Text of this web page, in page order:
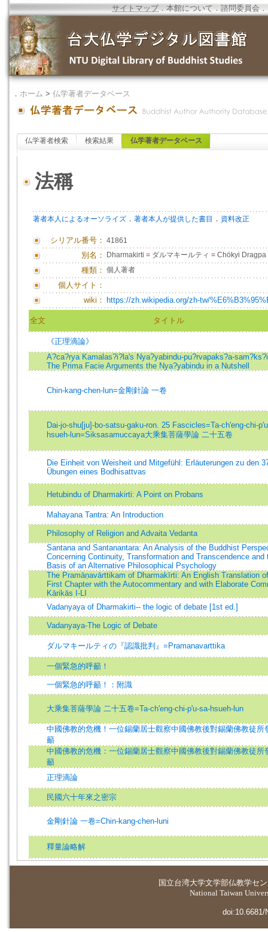
サイトマップ．本館について ．諮問委員会 ．
． ホーム > 仏学著者データベース
仏学著者検索 検索結果 仏学著者データベース
法稱
著者本人によるオーソライズ ． 著者本人が提供した書目 ． 資料改正
シリアル番号： 41861
別名： Dharmakirti = ダルマキールティ = Chökyi Dragpa
種類： 個人著者
個人サイト：
wiki：
https://zh.wikipedia.org/zh-tw/
全文 タイトル
《正理滴論》
A?ca?rya Kamalas?i?la's Nya?yabindu-pu?rvapaks?a-
The Prima Facie Arguments the Nya?yabindu in a Nutshell
Chin-kang-chen-lun=金剛針論 一卷
Dai-jo-shu[ju]-bo-satsu-gaku-ron. 25 Fascicles=Ta-ch'eng-chi-
hsueh-lun=Siksasamuccaya大乘集菩薩學論 二十五卷
Die Einheit von Weisheit und Mitgefühl: Erläuterungen zu den
Übungen eines Bodhisattvas
Hetubindu of Dharmakirti: A Point on Probans
Mahayana Tantra: An Introduction
Philosophy of Religion and Advaita Vedanta
Santana and Santanantara: An Analysis of the Buddhist
Concerning Continuity, Transformation and Transcendence and
Basis of an Alternative Philosophical Psychology
The Pramāṇavārttikam of Dharmakīrti: An English Translation
First Chapter with the Autocommentary and with Elaborate
Kārikās I-LI
Vadanyaya of Dharmakirti-- the logic of debate [1st ed.]
Vadanyaya-The Logic of Debate
ダルマキールティの『認識批判』=Pramanavarttika
一個緊急的呼籲！
一個緊急的呼籲！：附識
大乘集菩薩學論 二十五卷=Ta-ch'eng-chi-p'u-sa-hsueh-lun
中國佛教的危機！一位錫蘭居士觀察中國佛教後對錫蘭佛教徒所
籲
中國佛教的危機：一位錫蘭居士觀察中國佛教後對錫蘭佛教徒所
籲
正理滴論
民國六十年來之密宗
金剛針論 一卷=Chin-kang-chen-luni
釋量論略解
国立台湾大学文学部仏教学セ
National Taiwan
doi:10.6681/